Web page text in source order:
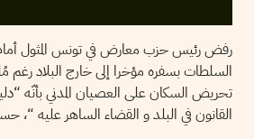
رفض رئيس حزب معارض في تونس المثول
السلطات بسفره مؤخرا إلى خارج البلاد رغم
تحريض السكان على العصيان المدني بأنّه
القانون في البلد و القضاء الساهر عليه